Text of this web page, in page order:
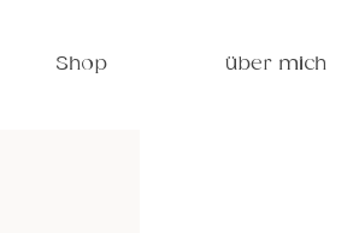
Shop über mich